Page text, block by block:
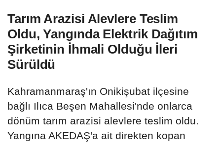
Tarım Arazisi Alevlere Teslim
Oldu, Yangında Elektrik Dağıtım
Şirketinin İhmali Olduğu İleri
Sürüldü
Kahramanmaraş'ın Onikişubat ilçesine
bağlı Ilıca Beşen Mahallesi'nde onlarca
dönüm tarım arazisi alevlere teslim oldu.
Yangına AKEDAŞ'a ait direkten kopan